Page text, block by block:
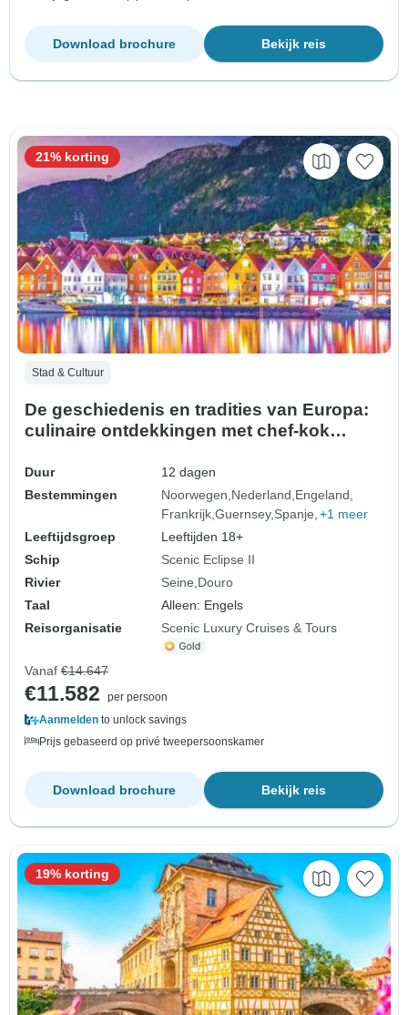
Bekijk reis
Download brochure
Stad & Cultuur
De geschiedenis en tradities van Europa:
culinaire ontdekkingen met chef-kok
Duur
12 dagen
Bestemmingen
Noorwegen Nederland Engeland
Frankrijk Guernsey Spanje +1 meer
Leeftijdsgroep
Leeftijden 18+
Schip
Scenic Eclipse II
Rivier
Seine Douro
Taal
Alleen: Engels
Reisorganisatie
Scenic Luxury Cruises & Tours
21% korting
Vanaf €14.647
€11.582
per persoon
Aanmelden to unlock savings
Prijs gebaseerd op privé tweepersoonskamer
Bekijk reis
Download brochure
19% korting